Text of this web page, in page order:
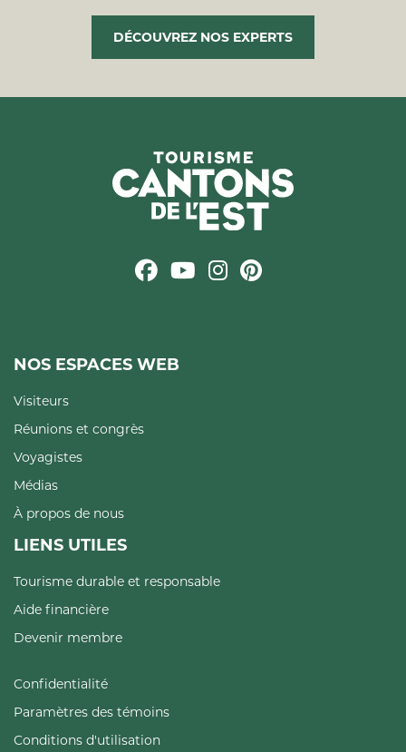
DÉCOUVREZ NOS EXPERTS
NOS ESPACES WEB
Visiteurs
Réunions et congrès
Voyagistes
Médias
À propos de nous
LIENS UTILES
Tourisme durable et responsable
Aide financière
Devenir membre
Confidentialité
Paramètres des témoins
Conditions d'utilisation